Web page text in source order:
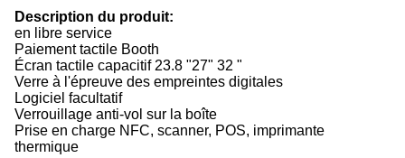
Description du produit:
en libre service
Paiement tactile Booth
Écran tactile capacitif 23.8 "27" 32 "
Verre à l'épreuve des empreintes digitales
Logiciel facultatif
Verrouillage anti-vol sur la boîte
Prise en charge NFC, scanner, POS, imprimante
thermique